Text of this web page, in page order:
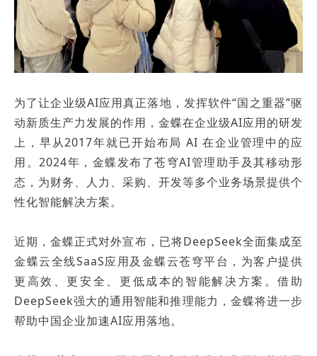
为了让企业级AI应用真正落地，发挥软件“国之重器”驱
动新质生产力发展的作用，金蝶在企业级AI应用的研发
上，早从2017年就已开始布局 AI 在企业管理中的应
用。2024年，金蝶发布了苍穹AI管理助手及其移动形
态，为财务、人力、采购、开发等多个业务场景提供个
性化智能解决方案。
近期，金蝶正式对外宣布，已将DeepSeek全面集成至
金蝶云全线SaaS应用及金蝶云苍穹平台，为客户提供
更高效、更安全、更低成本的智能解决方案。借助
DeepSeek强大的通用智能和推理能力，金蝶将进一步
帮助中国企业加速AI应用落地。